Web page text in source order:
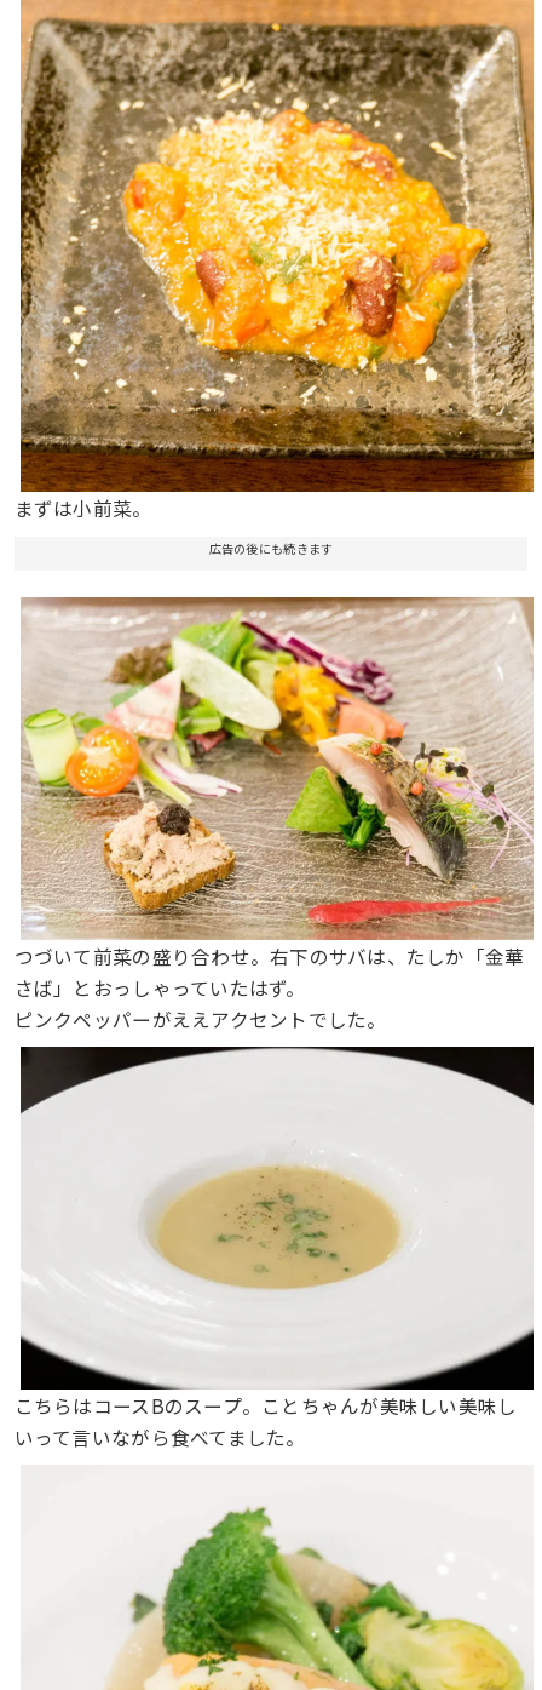
まずは小前菜。
広告の後にも続きます
つづいて前菜の盛り合わせ。右下のサバは、たしか「金華
さば」とおっしゃっていたはず。
ピンクペッパーがええアクセントでした。
こちらはコースBのスープ。ことちゃんが美味しい美味し
いって言いながら食べてました。